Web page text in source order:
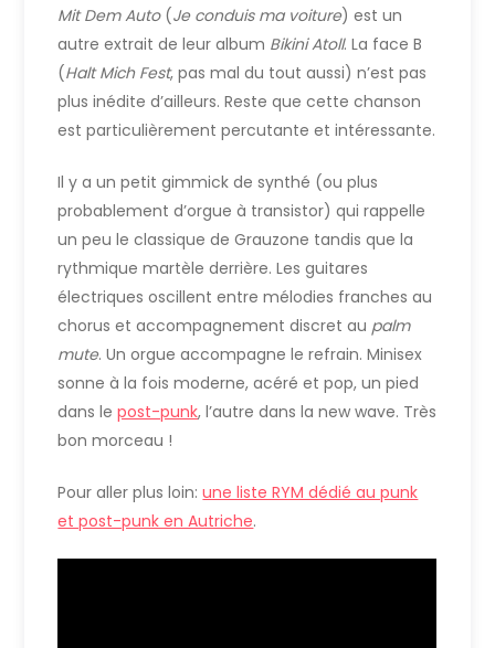
Mit Dem Auto (Je conduis ma voiture) est un
autre extrait de leur album Bikini Atoll. La face B
(Halt Mich Fest, pas mal du tout aussi) n’est pas
plus inédite d’ailleurs. Reste que cette chanson
est particulièrement percutante et intéressante.
Il y a un petit gimmick de synthé (ou plus
probablement d’orgue à transistor) qui rappelle
un peu le classique de Grauzone tandis que la
rythmique martèle derrière. Les guitares
électriques oscillent entre mélodies franches au
chorus et accompagnement discret au palm
mute. Un orgue accompagne le refrain. Minisex
sonne à la fois moderne, acéré et pop, un pied
dans lepost-punk, l’autre dans la new wave. Très
bon morceau !
Pour aller plus loin:une liste RYM dédié au punk
et post-punk en Autriche.